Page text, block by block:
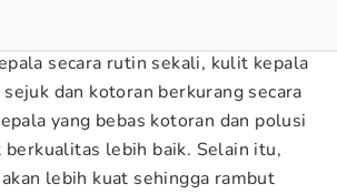
secara rutin sekali, kulit kepala
dan kotoran berkurang secara
yang bebas kotoran dan polusi
lebih baik. Selain itu,
lebih kuat sehingga rambut